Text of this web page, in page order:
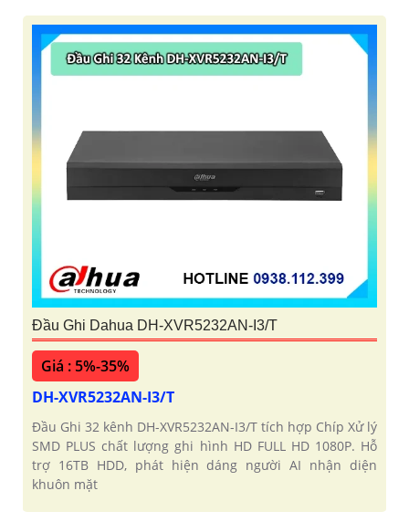
Đầu Ghi Dahua DH-XVR5232AN-I3/T
Giá : 5%-35%
DH-XVR5232AN-I3/T
Đầu Ghi 32 kênh DH-XVR5232AN-I3/T tích hợp Chíp Xử lý
SMD PLUS chất lượng ghi hình HD FULL HD 1080P. Hỗ
trợ 16TB HDD, phát hiện dáng người AI nhận diện
khuôn mặt